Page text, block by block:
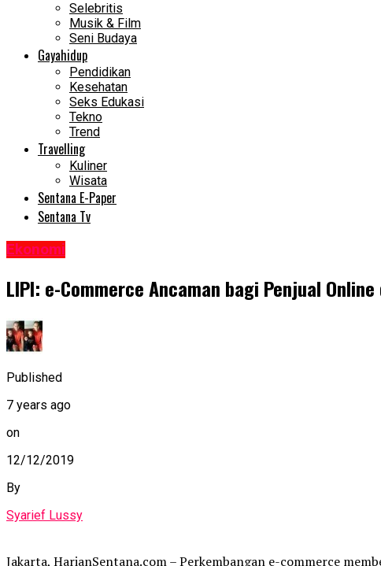
Selebritis
Musik & Film
Seni Budaya
Gayahidup
Pendidikan
Kesehatan
Seks Edukasi
Tekno
Trend
Travelling
Kuliner
Wisata
Sentana E-Paper
Sentana Tv
Ekonomi
LIPI: e-Commerce Ancaman bagi Penjual
Published
7 years ago
on
12/12/2019
By
Syarief Lussy
Jakarta, HarianSentana.com – Perkembangan e-commerce